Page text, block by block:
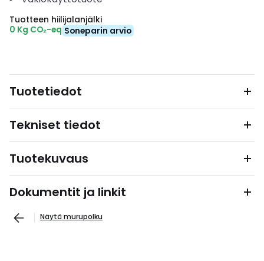
Tuotteen hiilijalanjälki
0 Kg CO₂-eq Soneparin arvio
Tuotetiedot
Tekniset tiedot
Tuotekuvaus
Dokumentit ja linkit
Näytä murupolku